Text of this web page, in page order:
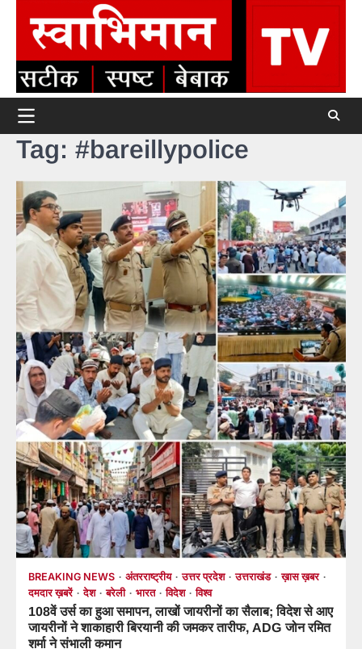
content
Tag: #bareillypolice
BREAKING NEWS अंतरराष्ट्रीय उत्तर प्रदेश उत्तराखंड
ख़ास ख़बर
दमदार ख़बरें
देश बरेली भारत विदेश विश्व
108वें उर्स का हुआ समापन, लाखों जायरीनों का सैलाब; विदेश से आए
जायरीनों ने शाकाहारी बिरयानी की जमकर तारीफ, ADG जोन रमित
शर्मा ने संभाली कमान